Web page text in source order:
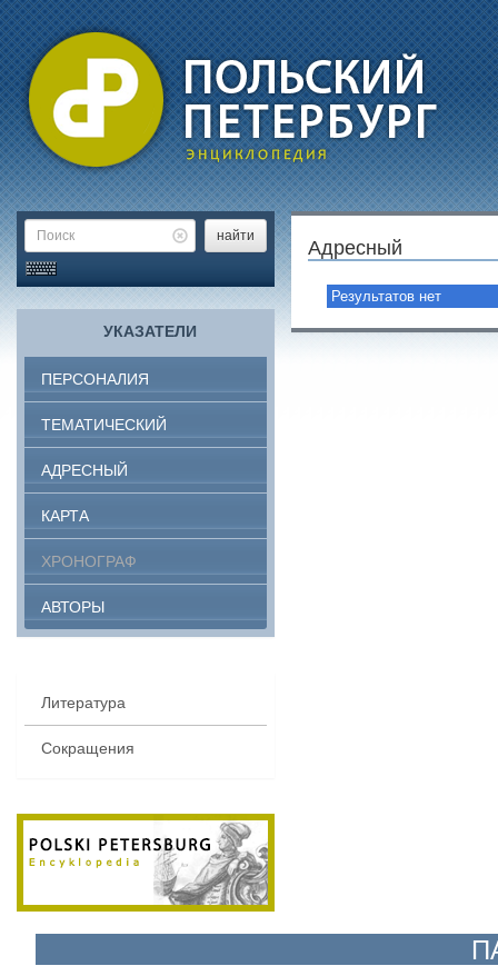
найти
УКАЗАТЕЛИ
ПЕРСОНАЛИЯ
ТЕМАТИЧЕСКИЙ
АДРЕСНЫЙ
КАРТА
ХРОНОГРАФ
АВТОРЫ
Литература
Сокращения
Адресный
Результатов нет